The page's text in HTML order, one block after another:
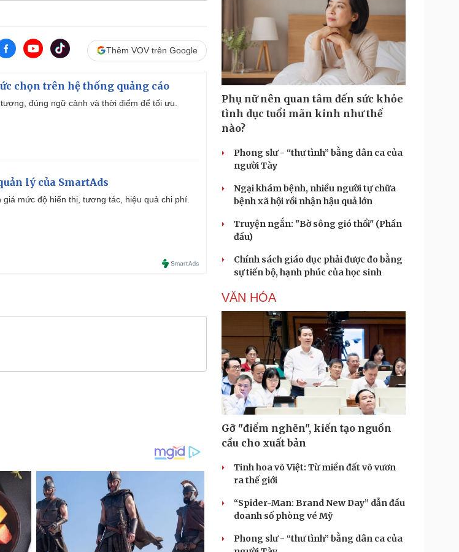
Thêm VOV trên Google
chọn trên hệ thống quảng cáo
đúng ngữ cảnh và thời điểm để tối ưu.
lý của SmartAds
mức độ hiển thị, tương tác, hiệu quả chi phí.
Phụ nữ nên quan tâm đến sức khỏe
tình dục tuổi mãn kinh như thế
nào?
Phong slư - “thư tình” bằng dân ca của
người Tày
Ngại khám bệnh, nhiều người tự chữa
bệnh xã hội rồi nhận hậu quả lớn
Truyện ngắn: "Bờ sông gió thổi" (Phần
đầu)
Chính sách giáo dục phải được đo bằng
sự tiến bộ, hạnh phúc của học sinh
VĂN HÓA
Gỡ "điểm nghẽn", kiến tạo nguồn
cầu cho xuất bản
Tinh hoa võ Việt: Từ miền đất võ vươn
ra thế giới
“Spider-Man: Brand New Day” dẫn đầu
doanh số phòng vé Mỹ
Phong slư - “thư tình” bằng dân ca của